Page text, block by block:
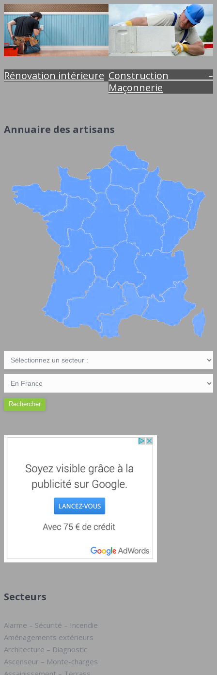
Rénovation intérieure Construction –
Maçonnerie
Annuaire des artisans
Secteurs
Alarme – Sécurité – Incendie
Aménagements extérieurs
Architecture – Diagnostic
Ascenseur – Monte-charges